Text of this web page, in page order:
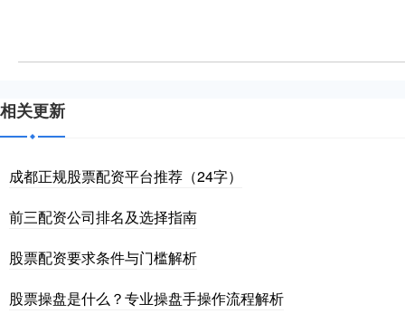
相关更新
成都正规股票配资平台推荐（24字）
前三配资公司排名及选择指南
股票配资要求条件与门槛解析
股票操盘是什么？专业操盘手操作流程解析